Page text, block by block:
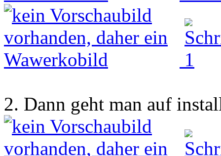
2. Dann geht man auf